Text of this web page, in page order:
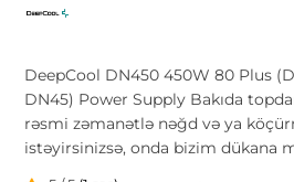
DeepCool DN450 450W 80 Plus
DN45) Power Supply Bakıda
rəsmi zəmanətlə nəğd və ya
istəyirsinizsə, onda bizim dükana